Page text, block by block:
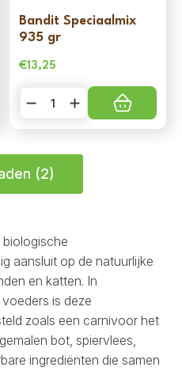
Bandit Speciaalmix
935 gr
€13,25
Speciaalmix
(2)
aansluit op de natuurlijke
en katten. In
is deze
zoals een carnivoor het
bot, spiervlees,
ingrediënten die samen